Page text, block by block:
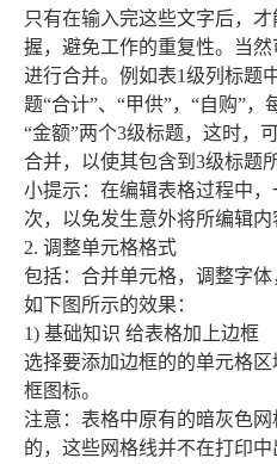
只有在输入完这些文字后，
握，避免工作的重复性。当
进行合并。例如表1级列标题
题“合计”、“甲供”，“自购”，
“金额”两个3级标题，这时，
合并，以使其包含到3级标题
小提示：在编辑表格过程中
次，以免发生意外将所编辑内
2. 调整单元格格式
包括：合并单元格，调整字
如下图所示的效果：
1) 基础知识 给表格加上边框
选择要添加边框的的单元格
框图标。
注意：表格中原有的暗灰色
的，这些网格线并不在打印中